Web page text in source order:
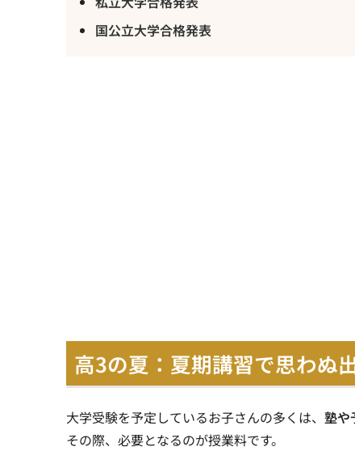
国公立大学合格発表
高3の夏：夏期講習で思わぬ
大学受験を予定しているお子さんの多くは、 塾や
その際、必要となるのが授業料です。